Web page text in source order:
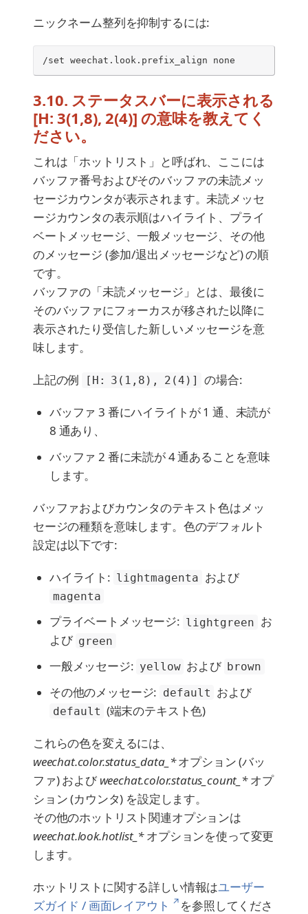
ニックネーム整列を抑制するには:
/set weechat.look.prefix_align none
3.10. ステータスバーに表示される
[H: 3(1,8), 2(4)] の意味を教えてく
ださい。
これは「ホットリスト」と呼ばれ、ここには
バッファ番号およびそのバッファの未読メッ
セージカウンタが表示されます。未読メッセ
ージカウンタの表示順はハイライト、プライ
ベートメッセージ、一般メッセージ、その他
のメッセージ (参加/退出メッセージなど) の順
です。
バッファの「未読メッセージ」とは、最後に
そのバッファにフォーカスが移された以降に
表示されたり受信した新しいメッセージを意
味します。
上記の例 [H: 3(1,8), 2(4)] の場合:
バッファ 3 番にハイライトが 1 通、未読が
8 通あり、
バッファ 2 番に未読が 4 通あることを意味
します。
バッファおよびカウンタのテキスト色はメッ
セージの種類を意味します。色のデフォルト
設定は以下です:
ハイライト: lightmagenta および
magenta
プライベートメッセージ: lightgreen お
よび green
一般メッセージ: yellow および brown
その他のメッセージ: default および
default (端末のテキスト色)
これらの色を変えるには、
weechat.color.status_data_*オプション (バッ
ファ) および weechat.color.status_count_*オプ
ション (カウンタ) を設定します。
その他のホットリスト関連オプションは
weechat.look.hotlist_*オプションを使って変更
します。
ホットリストに関する詳しい情報はユーザー
ズガイド / 画面レイアウト ↗ を参照してくださ